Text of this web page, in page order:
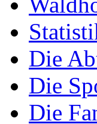
Die
Die
Die